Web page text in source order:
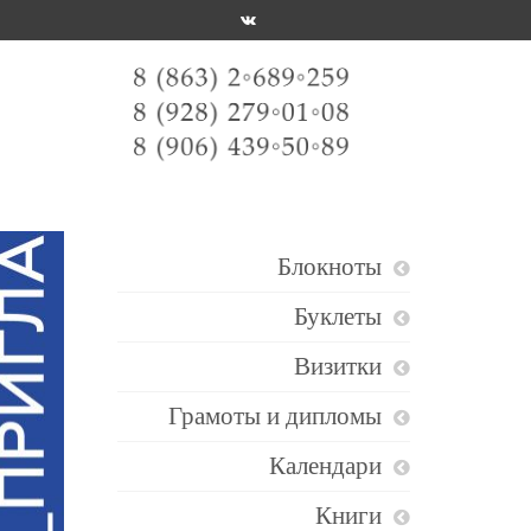
Блокноты
Буклеты
Визитки
Грамоты и дипломы
Календари
Книги